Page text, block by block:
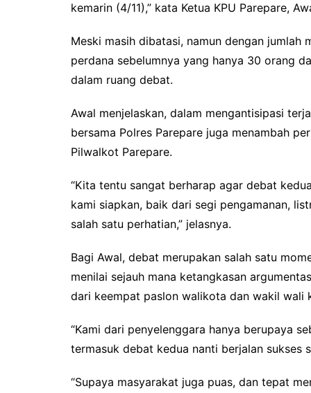
kemarin (4/11),” kata Ketua KPU Parepare,
Meski masih dibatasi, namun dengan
perdana sebelumnya yang hanya 30 orang
dalam ruang debat.
Awal menjelaskan, dalam mengantisipasi
bersama Polres Parepare juga menambah
Pilwalkot Parepare.
“Kita tentu sangat berharap agar debat
kami siapkan, baik dari segi pengamanan,
salah satu perhatian,” jelasnya.
Bagi Awal, debat merupakan salah satu
menilai sejauh mana ketangkasan
dari keempat paslon walikota dan wakil wali
“Kami dari penyelenggara hanya berupaya
termasuk debat kedua nanti berjalan sukses
“Supaya masyarakat juga puas, dan tepat